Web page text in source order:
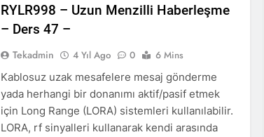
RYLR998 – Uzun Menzilli Haberleşme
– Ders 47 –
Tekadmin 4 Yıl Ago 0
6 Mins
Kablosuz uzak mesafelere mesaj gönderme
yada herhangi bir donanımı aktif/pasif etmek
için Long Range (LORA) sistemleri kullanılabilir.
LORA, rf sinyalleri kullanarak kendi arasında